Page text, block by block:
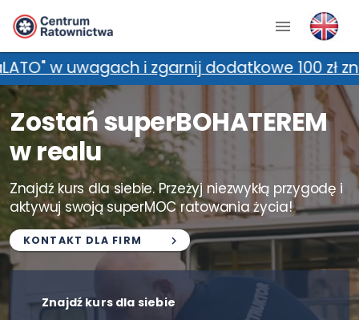
i zgarnij dodatkowe 100 zł zniżki!
Zostań superBOHATEREM
w realu
Znajdź kurs dla siebie. Przeżyj niezwykłą przygodę i
aktywuj swoją superMOC ratowania życia!
KONTAKT DLA FIRM
Znajdź kurs dla siebie